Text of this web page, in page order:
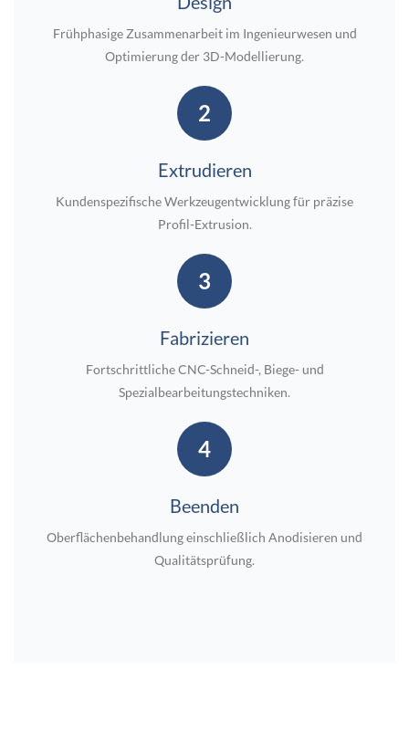
Frühphasige Zusammenarbeit im Ingenieurwesen und
Optimierung der 3D-Modellierung.
2
Extrudieren
Kundenspezifische Werkzeugentwicklung für präzise
Profil-Extrusion.
3
Fabrizieren
Fortschrittliche CNC-Schneid-, Biege- und
Spezialbearbeitungstechniken.
4
Beenden
Oberflächenbehandlung einschließlich Anodisieren und
Qualitätsprüfung.